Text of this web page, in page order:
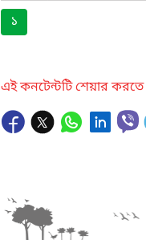
১
এই কনটেন্টটি শেয়ার